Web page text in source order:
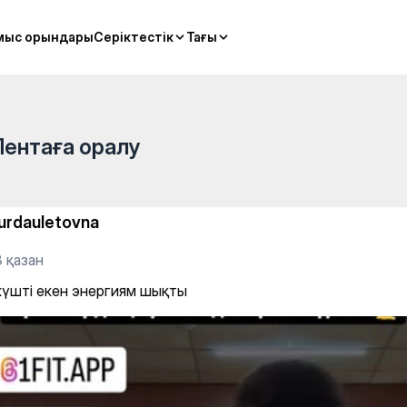
орындарыСеріктестік Тағы
орындарыСеріктестік Тағы
оралу
қазан
екен энергиям шықты